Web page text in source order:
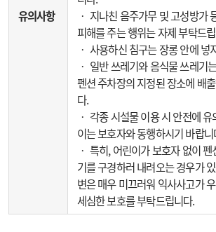
유의사항
‧ 지나친 음주가무 및 고성방가
피해를 주는 행위는 자제 부탁드
‧ 사용하신 침구는 장롱 안에 넣
‧ 일반 쓰레기와 음식물 쓰레기
펜션 주차장의 지정된 장소에 배
다.
‧ 각종 시설물 이용 시 안전에
이는 보호자와 동행하시기 바랍니
‧ 특히, 어린이가 보호자 없이
기를 구경하러 내려오는 경우가
변은 매우 미끄러워 익사사고가
세심한 보호를 부탁드립니다.